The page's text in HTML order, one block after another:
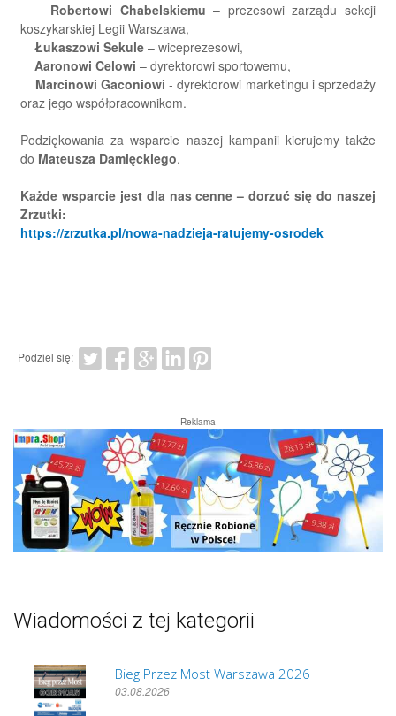
Robertowi Chabelskiemu – prezesowi zarządu sekcji
koszykarskiej Legii Warszawa,
Łukaszowi Sekule – wiceprezesowi,
Aaronowi Celowi – dyrektorowi sportowemu,
Marcinowi Gaconiowi - dyrektorowi marketingu i sprzedaży
oraz jego współpracownikom.
Podziękowania za wsparcie naszej kampanii kierujemy także
do Mateusza Damięckiego.
Każde wsparcie jest dla nas cenne – dorzuć się do naszej
Zrzutki:
https://zrzutka.pl/nowa-nadzieja-ratujemy-osrodek
Podziel się:
Reklama
Wiadomości z tej kategorii
Bieg Przez Most Warszawa 2026
03.08.2026